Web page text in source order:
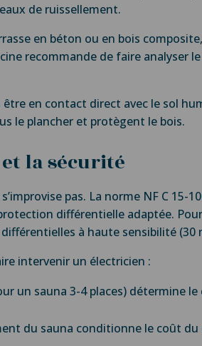
de ruissellement.
en béton ou en bois
recommande de faire analyser
en contact direct avec le sol
le plancher et protègent le bois.
la sécurité
pas. La norme NF C 15-
différentielle adaptée.
à haute sensibilité (30
intervenir un électricien :
un sauna 3-4 places) détermine
du sauna conditionne le coût